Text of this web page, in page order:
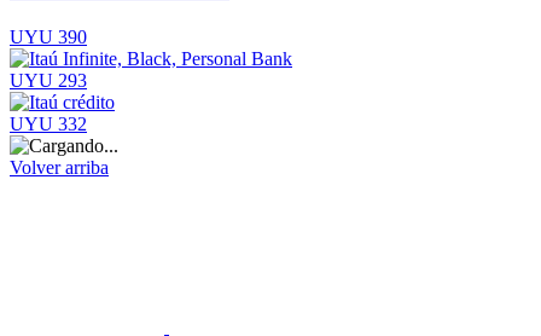
UYU 390
UYU 293
UYU 332
Volver arriba